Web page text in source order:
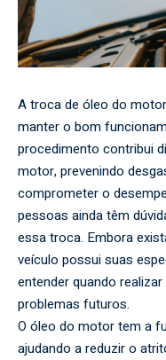
A troca de óleo do
manter o bom
procedimento contribui
motor, prevenindo
comprometer o
pessoas ainda têm
essa troca. Embora
veículo possui suas
entender quando
problemas futuros.
O óleo do motor tem a
ajudando a reduzir o